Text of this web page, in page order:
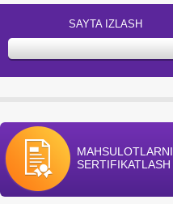
SAYTA IZLASH
MAHSULOTLARNI
SERTIFIKATLASH